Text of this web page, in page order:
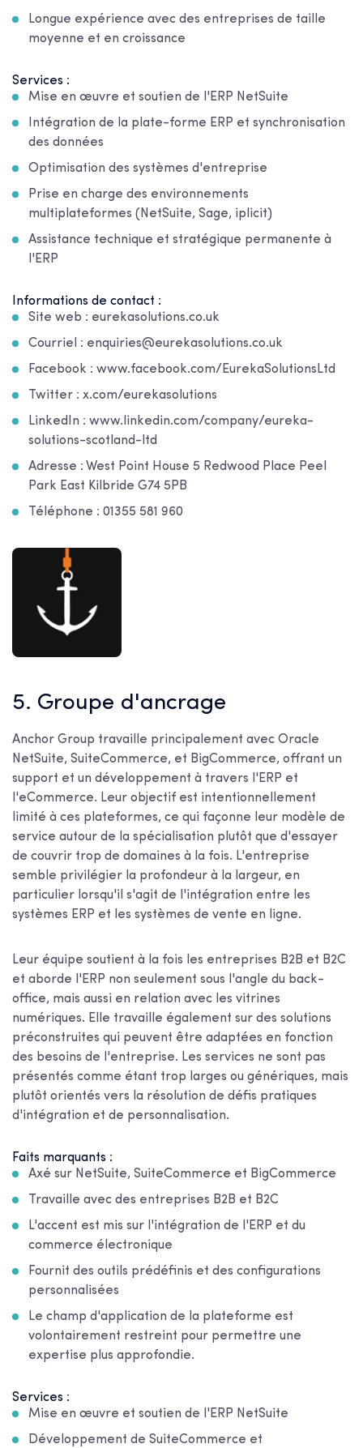
Longue expérience avec des entreprises de taille
moyenne et en croissance
Services :
Mise en œuvre et soutien de l'ERP NetSuite
Intégration de la plate-forme ERP et synchronisation
des données
Optimisation des systèmes d'entreprise
Prise en charge des environnements
multiplateformes (NetSuite, Sage, iplicit)
Assistance technique et stratégique permanente à
l'ERP
Informations de contact :
Site web : eurekasolutions.co.uk
Courriel : enquiries@eurekasolutions.co.uk
Facebook : www.facebook.com/EurekaSolutionsLtd
Twitter : x.com/eurekasolutions
LinkedIn : www.linkedin.com/company/eureka-
solutions-scotland-ltd
Adresse : West Point House 5 Redwood Place Peel
Park East Kilbride G74 5PB
Téléphone : 01355 581 960
5. Groupe d'ancrage
Anchor Group travaille principalement avec Oracle
NetSuite, SuiteCommerce, et BigCommerce, offrant un
support et un développement à travers l'ERP et
l'eCommerce. Leur objectif est intentionnellement
limité à ces plateformes, ce qui façonne leur modèle de
service autour de la spécialisation plutôt que d'essayer
de couvrir trop de domaines à la fois. L'entreprise
semble privilégier la profondeur à la largeur, en
particulier lorsqu'il s'agit de l'intégration entre les
systèmes ERP et les systèmes de vente en ligne.
Leur équipe soutient à la fois les entreprises B2B et B2C
et aborde l'ERP non seulement sous l'angle du back-
office, mais aussi en relation avec les vitrines
numériques. Elle travaille également sur des solutions
préconstruites qui peuvent être adaptées en fonction
des besoins de l'entreprise. Les services ne sont pas
présentés comme étant trop larges ou génériques, mais
plutôt orientés vers la résolution de défis pratiques
d'intégration et de personnalisation.
Faits marquants :
Axé sur NetSuite, SuiteCommerce et BigCommerce
Travaille avec des entreprises B2B et B2C
L'accent est mis sur l'intégration de l'ERP et du
commerce électronique
Fournit des outils prédéfinis et des configurations
personnalisées
Le champ d'application de la plateforme est
volontairement restreint pour permettre une
expertise plus approfondie.
Services :
Mise en œuvre et soutien de l'ERP NetSuite
Développement de SuiteCommerce et